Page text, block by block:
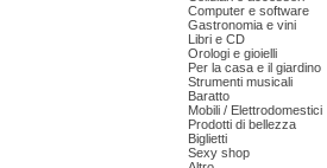
Computer e software
Gastronomia e vini
Libri e CD
Orologi e gioielli
Per la casa e il giardino
Strumenti musicali
Baratto
Mobili / Elettrodomestici
Prodotti di bellezza
Biglietti
Sexy shop